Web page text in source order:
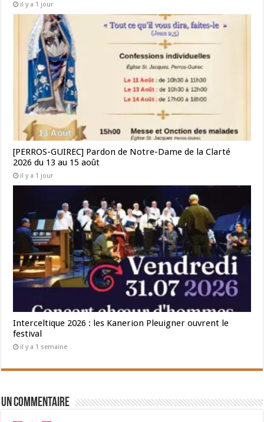
il y a 1 jour
[PERROS-GUIREC] Pardon de Notre-Dame de la Clarté
2026 du 13 au 15 août
il y a 1 jour
Interceltique 2026 : les Kanerion Pleuigner ouvrent le
festival
il y a 1 semaine
Un commentaire